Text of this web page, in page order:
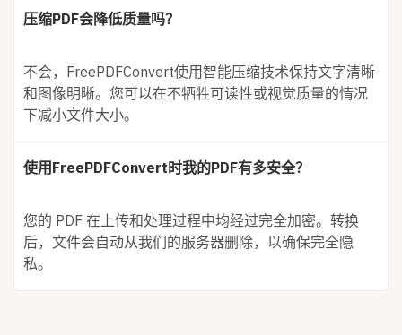
压缩PDF会降低质量吗？
不会，FreePDFConvert使用智能压缩技术保持文字清晰
和图像明晰。您可以在不牺牲可读性或视觉质量的情况
下减小文件大小。
使用FreePDFConvert时我的PDF有多安全？
您的 PDF 在上传和处理过程中均经过完全加密。转换
后，文件会自动从我们的服务器删除，以确保完全隐
私。